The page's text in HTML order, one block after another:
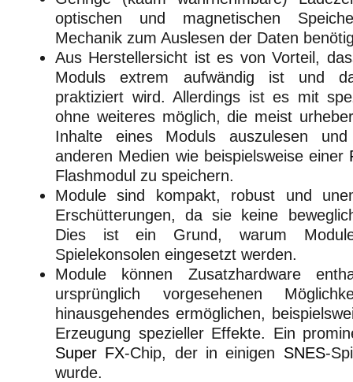
optischen und magnetischen
Mechanik zum Auslesen der Daten
Aus Herstellersicht ist es von Vorteil,
Moduls extrem aufwändig ist und
praktiziert wird. Allerdings ist es mit
ohne weiteres möglich, die meist
Inhalte eines Moduls auszulesen
anderen Medien wie beispielsweise einer
Flashmodul zu speichern.
Module sind kompakt, robust und
Erschütterungen, da sie keine
Dies ist ein Grund, warum
Spielekonsolen eingesetzt werden.
Module können Zusatzhardware
ursprünglich vorgesehenen
hinausgehendes ermöglichen,
Erzeugung spezieller Effekte. Ein
Super FX-Chip, der in einigen SNES-
wurde.